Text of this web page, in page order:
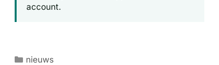
account.
Categorieën
nieuws